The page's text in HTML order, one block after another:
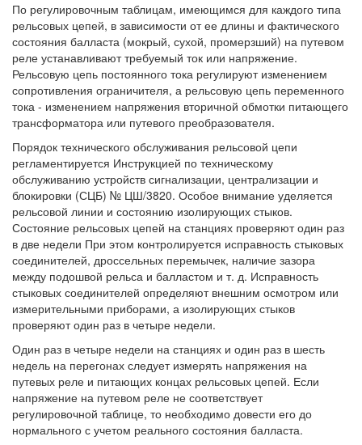
По регулировочным таблицам, имеющимся для каждого типа
рельсовых цепей, в зависимости от ее длины и фактического
состояния балласта (мокрый, сухой, промерзший) на путевом
реле устанавливают требуемый ток или напряжение.
Рельсовую цепь постоянного тока регулируют изменением
сопротивления ограничителя, а рельсовую цепь переменного
тока - изменением напряжения вторичной обмотки питающего
трансформатора или путевого преобразователя.
Порядок технического обслуживания рельсовой цепи
регламентируется Инструкцией по техническому
обслуживанию устройств сигнализации, централизации и
блокировки (СЦБ) № ЦШ/3820. Особое внимание уделяется
рельсовой линии и состоянию изолирующих стыков.
Состояние рельсовых цепей на станциях проверяют один раз
в две недели При этом контролируется исправность стыковых
соединителей, дроссельных перемычек, наличие зазора
между подошвой рельса и балластом и т. д. Исправность
стыковых соединителей определяют внешним осмотром или
измерительными приборами, а изолирующих стыков
проверяют один раз в четыре недели.
Один раз в четыре недели на станциях и один раз в шесть
недель на перегонах следует измерять напряжения на
путевых реле и питающих концах рельсовых цепей. Если
напряжение на путевом реле не соответствует
регулировочной таблице, то необходимо довести его до
нормального с учетом реального состояния балласта.